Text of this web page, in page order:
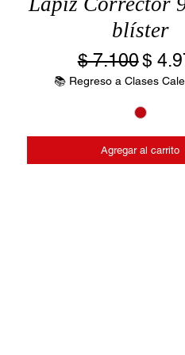
blíster
Precio
$ 7.100$
📚 Regreso a Clases
Agregar al carrito